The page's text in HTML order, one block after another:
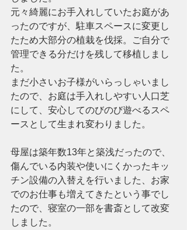
元々綺麗にお手入れしていたお庭があ
ったのですが、駐車スペースに変更し
たため大部分の植栽を伐採。ご自分で
管理できる分だけを残して移植しまし
た。
まだ小さいお子様がいらっしゃいまし
たので、お庭は手入れしやすい人口芝
にして、安心してのびのび遊べるスペ
ースとして生まれ変わりました。
母屋は築年数13年と築浅だったので、
傷んでいる内装や使いにくかったキッ
チン設備の入替えを行いました、お家
でのお仕事も増えてきたという事でし
たので、寝室の一部を書斎として改変
しました。